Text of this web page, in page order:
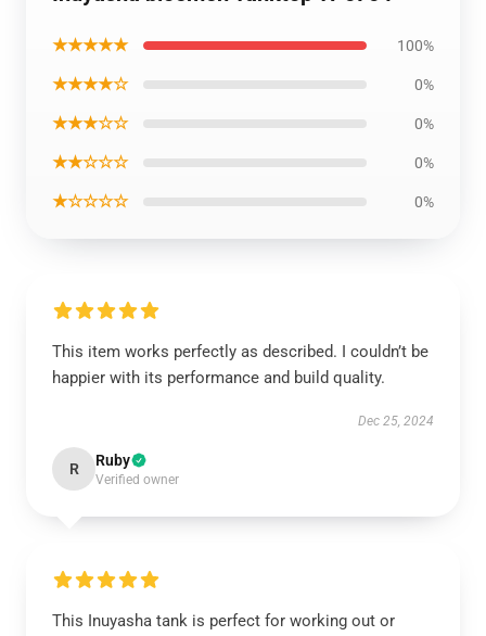
★★★★★ 100%
★★★★☆ 0%
★★★☆☆ 0%
★★☆☆☆ 0%
★☆☆☆☆ 0%
This item works perfectly as described. I couldn’t be
happier with its performance and build quality.
Dec 25, 2024
R Ruby
Verified owner
This Inuyasha tank is perfect for working out or